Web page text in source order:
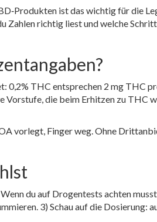
ist das wichtig für die
richtig liest und welche
0,2% THC entsprechen 2 mg THC
die beim Erhitzen zu THC
vorlegt, Finger weg. Ohne
du auf Drogentests achten
3) Schau auf die Dosierung: